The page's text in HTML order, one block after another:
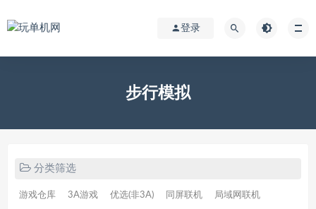
登录
步行模拟
分类筛选
游戏仓库 3A游戏 优选(非3A) 同屏联机 局域网联机